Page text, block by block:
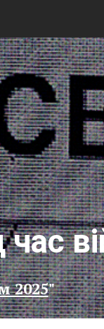
2025"